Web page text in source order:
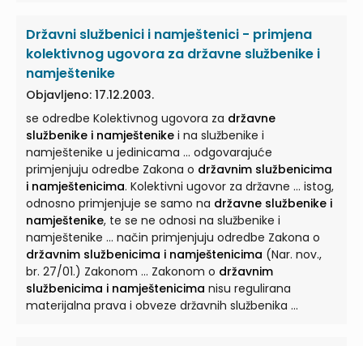
Državni službenici i namještenici - primjena
kolektivnog ugovora za državne službenike i
namještenike
Objavljeno: 17.12.2003.
se odredbe Kolektivnog ugovora za državne
službenike i namještenike i na službenike i
namještenike u jedinicama ... odgovarajuće
primjenjuju odredbe Zakona o državnim službenicima
i namještenicima. Kolektivni ugovor za državne ... istog,
odnosno primjenjuje se samo na državne službenike i
namještenike, te se ne odnosi na službenike i
namještenike ... način primjenjuju odredbe Zakona o
državnim službenicima i namještenicima (Nar. nov.,
br. 27/01.) Zakonom ... Zakonom o državnim
službenicima i namještenicima nisu regulirana
materijalna prava i obveze državnih službenika ...